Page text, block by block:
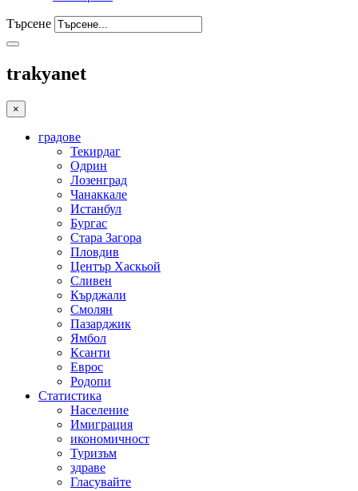
Търсене
trakyanet
×
градове
Текирдаг
Одрин
Лозенград
Чанаккале
Истанбул
Бургас
Стара Загора
Пловдив
Център Хаскьой
Сливен
Кърджали
Смолян
Пазарджик
Ямбол
Ксанти
Еврос
Родопи
Статистика
Население
Имиграция
икономичност
Туризъм
здраве
Гласувайте